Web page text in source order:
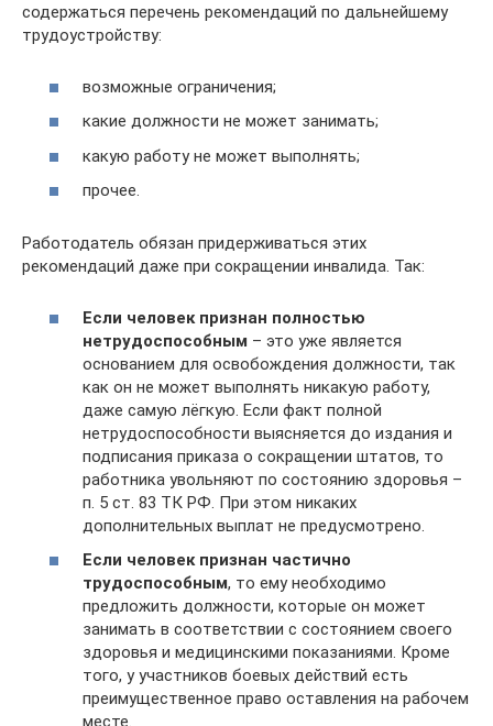
содержаться перечень рекомендаций по дальнейшему
трудоустройству:
возможные ограничения;
какие должности не может занимать;
какую работу не может выполнять;
прочее.
Работодатель обязан придерживаться этих
рекомендаций даже при сокращении инвалида. Так:
Если человек признан полностью
нетрудоспособным – это уже является
основанием для освобождения должности, так
как он не может выполнять никакую работу,
даже самую лёгкую. Если факт полной
нетрудоспособности выясняется до издания и
подписания приказа о сокращении штатов, то
работника увольняют по состоянию здоровья –
п. 5 ст. 83 ТК РФ. При этом никаких
дополнительных выплат не предусмотрено.
Если человек признан частично
трудоспособным, то ему необходимо
предложить должности, которые он может
занимать в соответствии с состоянием своего
здоровья и медицинскими показаниями. Кроме
того, у участников боевых действий есть
преимущественное право оставления на рабочем
месте.